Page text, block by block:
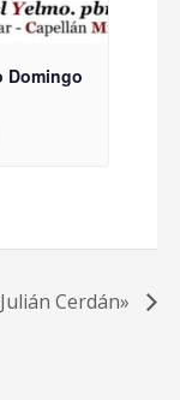
Domingo
Cerdán»